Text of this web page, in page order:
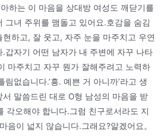
하는 이 마음을 상대방 여성도 깨닫기를
그녀 주위를 맴돌고 있어요.호감을 숨김
하고, 잘 웃고, 자주 눈을 마주치고 우연
갑자기 어떤 남자가 내 주변에 자꾸 나타
마주치고 자꾸 뭔가 잘해주려고 노력하
없습니다.’흥. 예쁜 거 아니까’라고 생
말씀드린 대로 O형 남성의 마음을 받
각오해야 합니다.그럼 친구로서라도 지
음이 넓지 않습니다.그래요?알겠어요。